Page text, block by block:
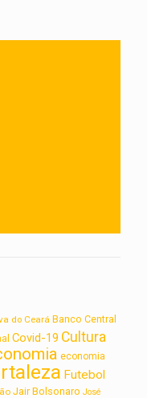
do Ceará Banco Central
Covid-19 Cultura
economia
Futebol
Jair Bolsonaro José